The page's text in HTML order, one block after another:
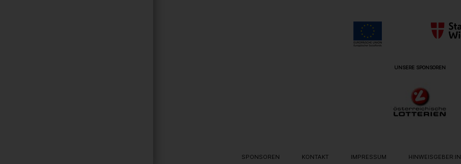
UNSERE SPONSOREN
SPONSOREN KONTAKT IMPRESSUM HINWEISGEBER:IN